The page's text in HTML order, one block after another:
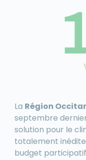
La Région
septembre
solution pour le
totalement inédite
budget